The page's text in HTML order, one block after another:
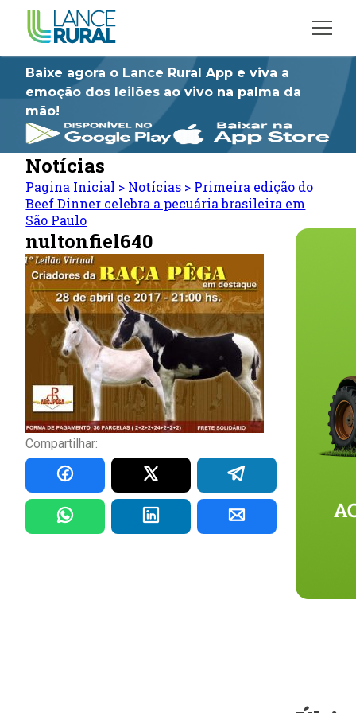
Baixe agora o Lance Rural App e viva a
emoção dos leilões ao vivo na palma da
mão!
Notícias
Pagina Inicial > Notícias > Primeira edição do
Beef Dinner celebra a pecuária brasileira em
São Paulo
nultonfiel640
Compartilhar: